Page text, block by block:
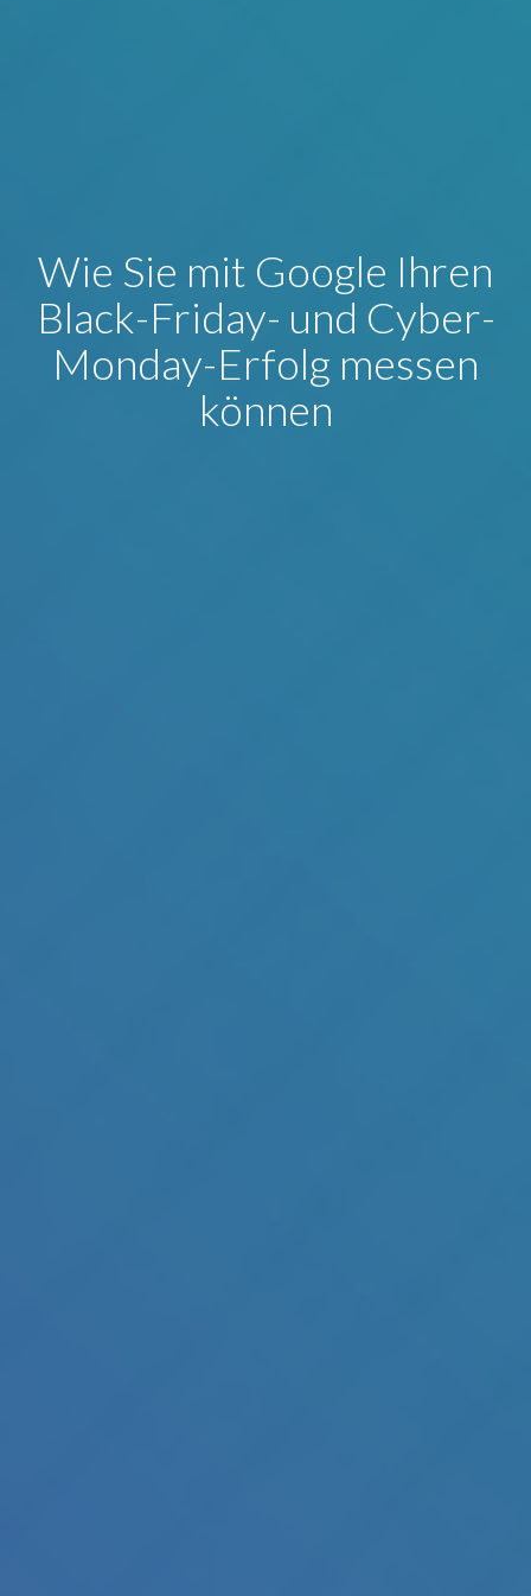
Wie Sie mit Google Ihren
Black-Friday- und Cyber-
Monday-Erfolg messen
können